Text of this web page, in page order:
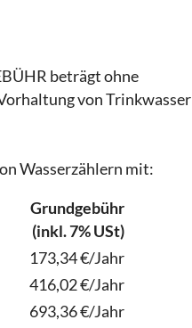
beträgt ohne
von Trinkwasser
Wasserzählern mit:
Grundgebühr
(inkl. 7% USt)
173,34 €/Jahr
416,02 €/Jahr
693,36 €/Jahr